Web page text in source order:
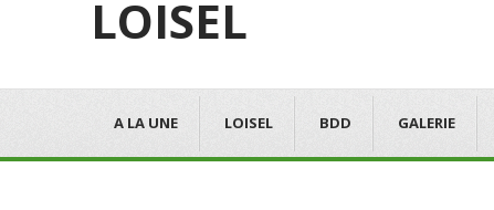
LOISEL
A LA UNE LOISEL BDD GALERIE